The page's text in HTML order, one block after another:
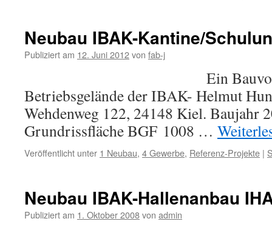
Neubau IBAK-Kantine/
Publiziert am 12. Juni 2012von fab-j
Ein Bauvorhaben
Betriebsgelände der IBAK- Helmut
Wehdenweg 122, 24148 Kiel. Baujahr
Grundrissfläche BGF 1008 …
Veröffentlicht unter 1 Neubau, 4 Gewerbe, Referenz-Projekte |
Neubau IBAK-Hallenanbau
Publiziert am 1. Oktober 2008von admin